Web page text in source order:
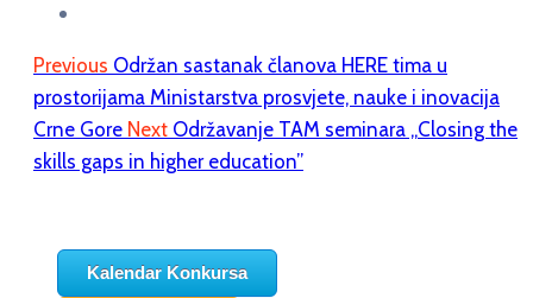
Previous Održan sastanak članova HERE tima u
prostorijama Ministarstva prosvjete, nauke i inovacija
Crne Gore Next Održavanje TAM seminara „Closing the
skills gaps in higher education”
Kalendar Konkursa